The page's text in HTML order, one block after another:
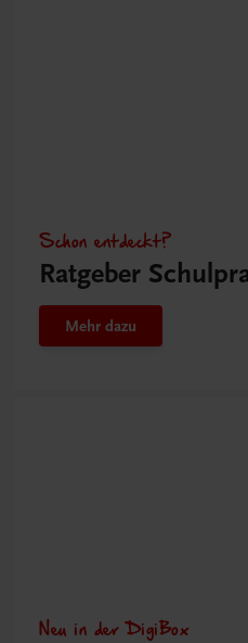
Schon entdeckt?
Ratgeber
Mehr dazu
Neu in der DigiBox